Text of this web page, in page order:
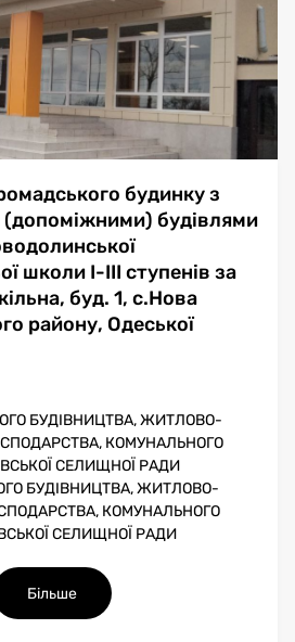
будинку з
будівлями
школи I-III ступенів за
буд. 1, с.Нова
району, Одеської
БУДІВНИЦТВА, ЖИТЛОВО-
КОМУНАЛЬНОГО
СЕЛИЩНОЇ РАДИ
БУДІВНИЦТВА, ЖИТЛОВО-
КОМУНАЛЬНОГО
СЕЛИЩНОЇ РАДИ
Більше